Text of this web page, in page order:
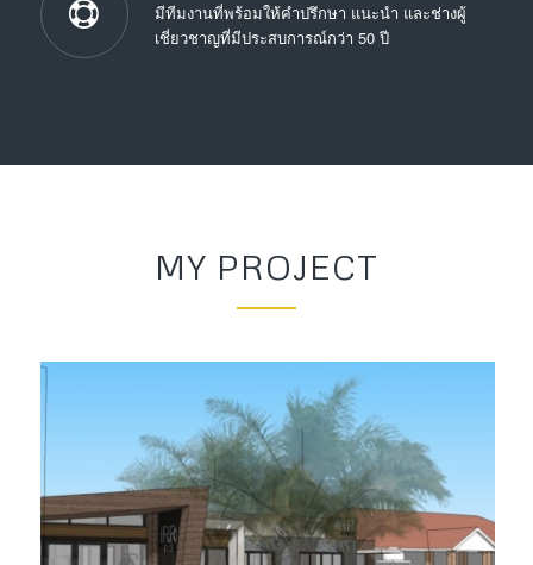
มีทีมงานที่พร้อมให้คำปรึกษา แนะนำ และช่างผู้
เชี่ยวชาญที่มีประสบการณ์กว่า 50 ปี
MY PROJECT